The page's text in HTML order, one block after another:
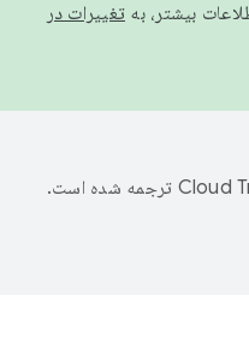
تغییرات در
شده است.